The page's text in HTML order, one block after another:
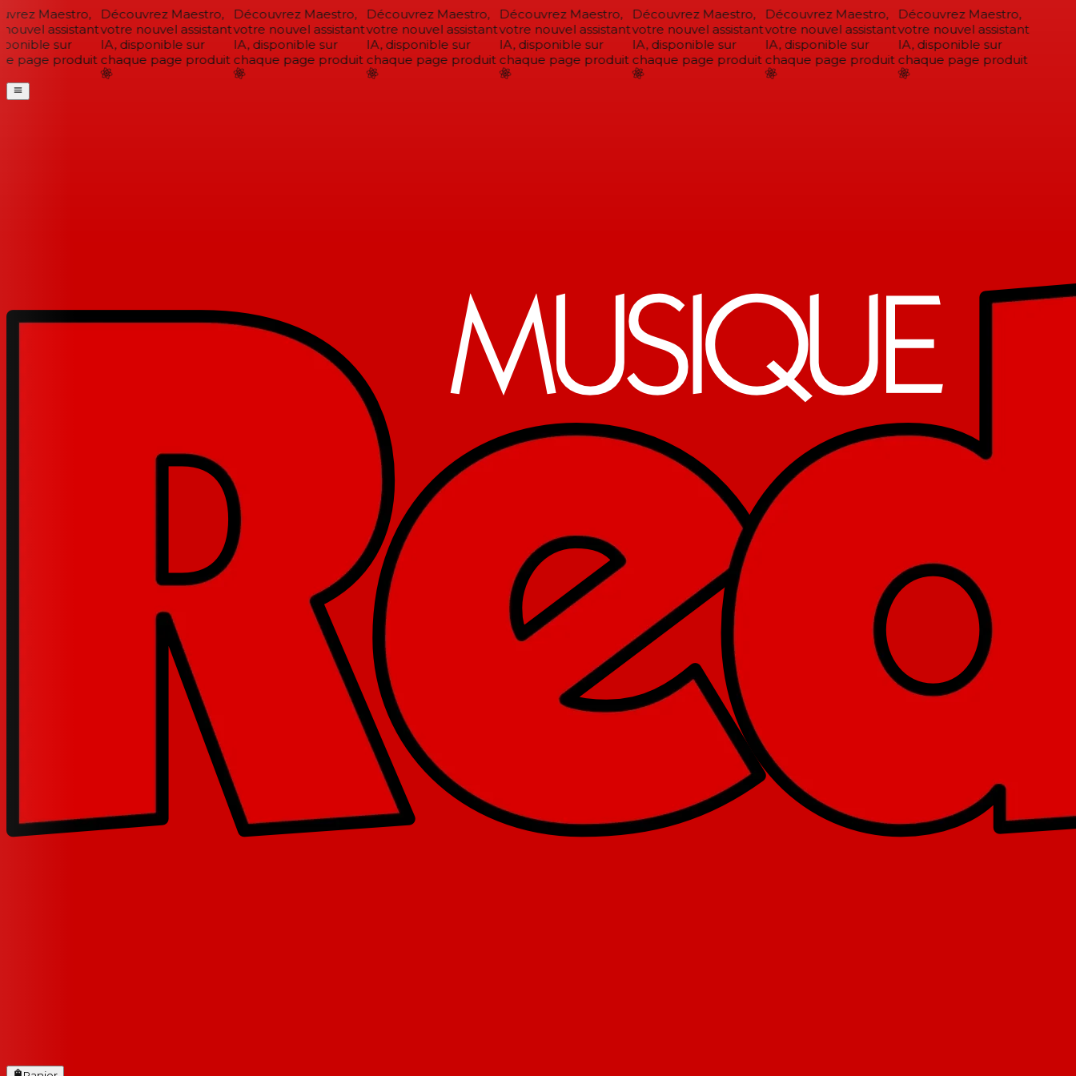
Maestro,
assistant
sur
page produit
Découvrez Maestro,
votre nouvel assistant
IA, disponible sur
chaque page produit
Découvrez Maestro,
votre nouvel assistant
IA, disponible sur
chaque page produit
Découvrez Maestro,
votre nouvel assistant
IA, disponible sur
chaque page produit
Découvrez Maestro,
votre nouvel assistant
IA, disponible sur
chaque page produit
Découvrez Maestro,
votre nouvel assistant
IA, disponible sur
chaque page produit
Découvrez Maestro,
votre nouvel assistant
IA, disponible sur
chaque page produit
Découvrez Maestro,
votre nouvel assistant
IA, disponible sur
chaque page produit